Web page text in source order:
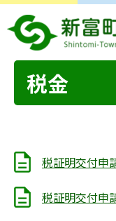
税金
税証明交付申
税証明交付申